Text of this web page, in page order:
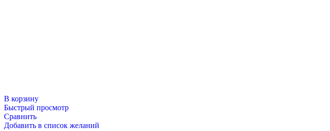
В корзину
Быстрый просмотр
Сравнить
Добавить в список желаний